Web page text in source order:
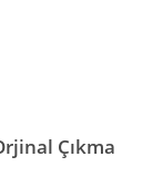
Çıkma